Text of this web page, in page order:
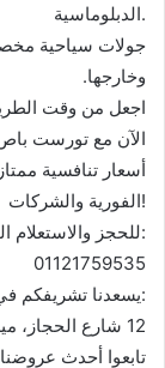
الدبلوماسية.
جولات سياحية
وخارجها.
اجعل من وقت
الآن مع تورست
الفورية والشركات!
للحجز والاستعلام الفوري (اتصال أو واتساب):
01121759535
يسعدنا تشريفكم في مقر الشركة:
12 شارع الحجاز، ميدان المحكمة، مصر الجديدة، القاهرة.